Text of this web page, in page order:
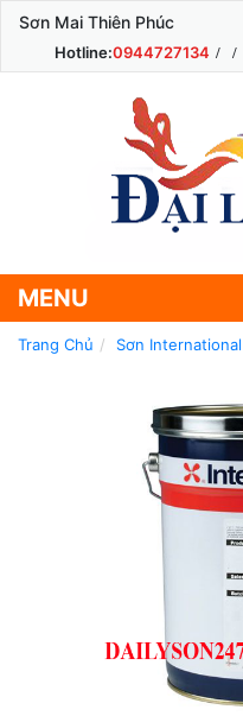
Sơn Mai Thiên Phúc
Hotline:0944727134
MENU
Trang Chủ Sơn International